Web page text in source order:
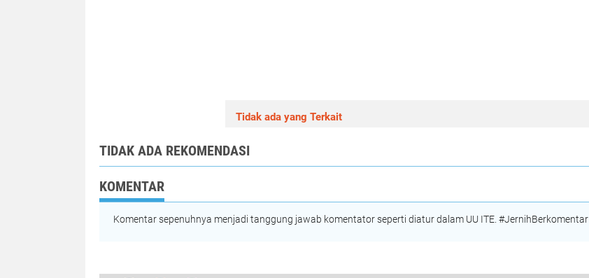
Tidak ada yang Terkait
TIDAK ADA REKOMENDASI
KOMENTAR
Komentar sepenuhnya menjadi tanggung jawab komentator seperti diatur dalam UU ITE. #JernihBerkomentar